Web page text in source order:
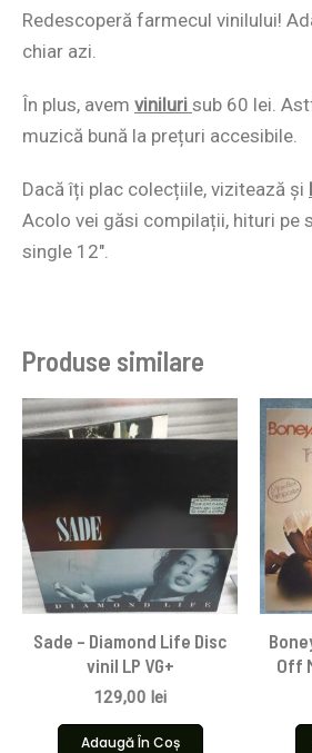
Redescoperă farmecul vinilului!
chiar azi.
În plus, avem viniluri sub 60 lei.
muzică bună la prețuri accesibile.
Dacă îți plac colecțiile, vizitează și
Acolo vei găsi compilații, hituri pe
single 12″.
Produse similare
Sade – Diamond Life Disc
vinil LP VG+
129,00 lei
Adaugă În Coș
Off